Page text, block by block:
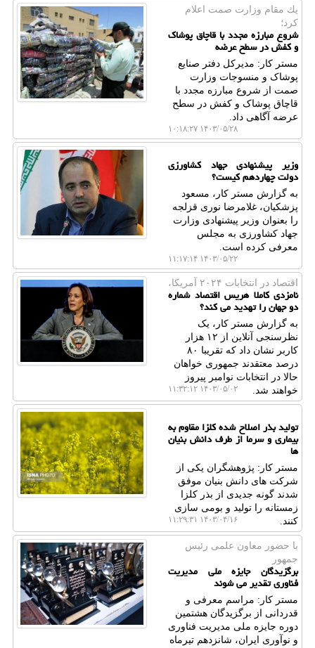
یك مقام وزارت صمت اعلام
كرد؛
شروع مبارزه مجدد با قاچاق پوشاک
و کفش در سطح عرضه
مستر کار: مدیرکل دفتر صنایع
پوشاک و منسوجات وزارت
صمت از شروع مبارزه مجدد با
قاچاق پوشاک و کفش در سطح
عرضه آگاهی داد.
۱۴۰۳/۰۵/۲۸ ۱۰:۱۸:۲۷
وزیر پیشنهادی جهاد کشاورزی
دولت چهاردهم کیست؟
به گزارش مستر کار، مسعود
پزشکیان، غلامرضا نوری قزلجه
را بعنوان وزیر پیشنهادی وزارت
جهاد کشاورزی به مجلس
معرفی کرده است.
۱۴۰۳/۰۵/۲۲ ۱۱:۱۷:۱۴
اقتصاد در انتخابات ۲۰۲۴ آمریكا،
نامزدی کاملا هریس اقتصاد شماره
دو جهان را تهدید می کند؟
به گزارش مستر کار، یک
نظرسنجی آنلاین از ۱۲ هزار
کاربر نشان داد که تقریبا ۸۰
درصد معتقدند جمهوری خواهان
حالا در انتخابات نوامبر پیروز
خواهند شد.
۱۴۰۳/۰۵/۰۲ ۱۱:۳۲:۱۲
تولید بذر اصلاح شده کلزا مقاوم به
بیماری و سرما از طرف دانش بنیان
ها
مستر کار: پژوهشگران یکی از
شرکت های دانش بنیان موفق
شدند گونه جدیدی از بذر کلزا
زمستانه را تولید و بومی سازی
کنند.
۱۴۰۳/۰۴/۱۶ ۱۱:۲۹:۳۱
با حضور معاون علمی رئیس
جمهور
برگزیدگان جایزه ملی مدیریت
فناوری تقدیر می شوند
مستر کار: مراسم معرفی و
قدردانی از برگزیدگان هشتمین
دوره جایزه ملی مدیریت فناوری
و نوآوری ایران، شانزدهم تیرماه